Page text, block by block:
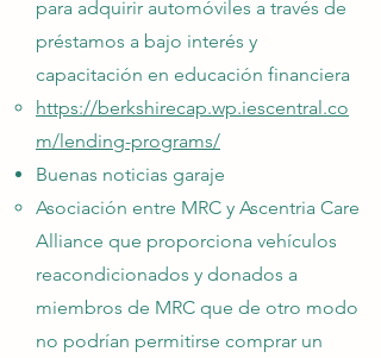
para adquirir automóviles a través de
préstamos a bajo interés y
capacitación en educación financiera
https://berkshirecap.wp.iescentral.co
m/lending-programs/
Buenas noticias garaje
Asociación entre MRC y Ascentria Care
Alliance que proporciona vehículos
reacondicionados y donados a
miembros de MRC que de otro modo
no podrían permitirse comprar un